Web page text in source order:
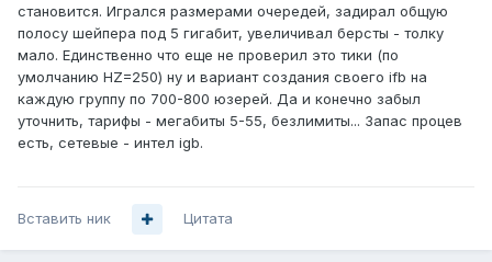
становится. Игрался размерами очередей, задирал общую
полосу шейпера под 5 гигабит, увеличивал берсты - толку
мало. Единственно что еще не проверил это тики (по
умолчанию HZ=250) ну и вариант создания своего ifb на
каждую группу по 700-800 юзерей. Да и конечно забыл
уточнить, тарифы - мегабиты 5-55, безлимиты... Запас процев
есть, сетевые - интел igb.
Вставить ник Цитата